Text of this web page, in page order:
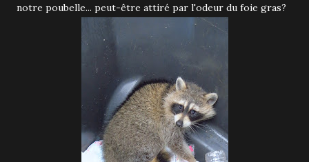
notre poubelle... peut-être attiré par l'odeur du foie gras?